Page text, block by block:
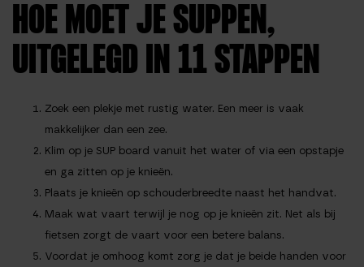
HOE MOET JE SUPPEN,
UITGELEGD IN 11 STAPPEN
Zoek een plekje met rustig water. Een meer is vaak
makkelijker dan een zee.
Klim op je SUP board vanuit het water of via een opstapje
en ga zitten op je knieën.
Plaats je knieën op schouderbreedte naast het handvat.
Maak wat vaart terwijl je nog op je knieën zit. Net als bij
fietsen zorgt de vaart voor een betere balans.
Voordat je omhoog komt zorg je dat je beide handen voor